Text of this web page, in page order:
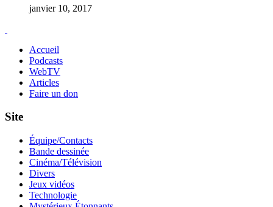
janvier 10, 2017
Accueil
Podcasts
WebTV
Articles
Faire un don
Site
Équipe/Contacts
Bande dessinée
Cinéma/Télévision
Divers
Jeux vidéos
Technologie